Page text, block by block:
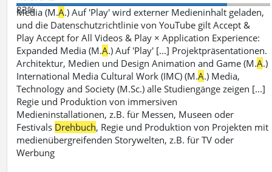
83%
Media (M.A.) Auf 'Play' wird externer Medieninhalt geladen,
und die Datenschutzrichtlinie von YouTube gilt Accept &
Play Accept for All Videos & Play × Application Experience:
Expanded Media (M.A.) Auf 'Play' [...] Projektpräsentationen.
Architektur, Medien und Design Animation and Game (M.A.)
International Media Cultural Work (IMC) (M.A.) Media,
Technology and Society (M.Sc.) alle Studiengänge zeigen [...]
Regie und Produktion von immersiven
Medieninstallationen, z.B. für Messen, Museen oder
Festivals Drehbuch, Regie und Produktion von Projekten mit
medienübergreifenden Storywelten, z.B. für TV oder
Werbung